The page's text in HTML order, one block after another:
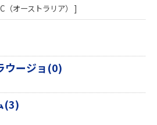
（オーストラリア） ]
ージョ(0)
(3)